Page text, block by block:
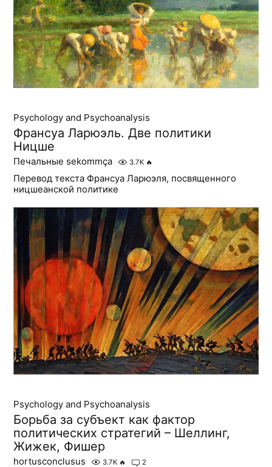
Psychology and Psychoanalysis
Франсуа Ларюэль. Две политики
Ницше
Печальные sekommça 3.7K 🔥
Перевод текста Франсуа Ларюэля, посвященного
ницшеанской политике
Psychology and Psychoanalysis
Борьба за субъект как фактор
политических стратегий – Шеллинг,
Жижек, Фишер
hortusconclusus 3.7K 🔥 2